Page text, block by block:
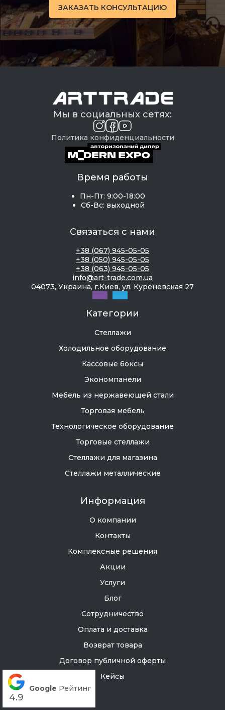
ЗАКАЗАТЬ КОНСУЛЬТАЦИЮ
Мы в социальных сетях:
Политика конфиденциальности
Время работы
Пн-Пт: 9:00-18:00
Сб-Вс: выходной
Связаться с нами
+38 (067) 945-05-05
+38 (050) 945-05-05
+38 (063) 945-05-05
info@art-trade.com.ua
04073, Украина, г.Киев, ул. Куреневская 27
Категории
Стеллажи
Холодильное оборудование
Кассовые боксы
Экономпанели
Мебель из нержавеющей стали
Торговая мебель
Технологическое оборудование
Торговые стеллажи
Стеллажи для магазина
Стеллажи металлические
Информация
О компании
Контакты
Комплексные решения
Акции
Услуги
Блог
Сотрудничество
Оплата и доставка
Возврат товара
Договор публичной оферты
Кейсы
4.9
Google Рейтинг